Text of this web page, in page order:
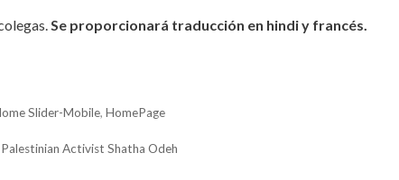
Se proporcionará traducción en hindi y francés.
Slider-Mobile,HomePage
Activist Shatha Odeh